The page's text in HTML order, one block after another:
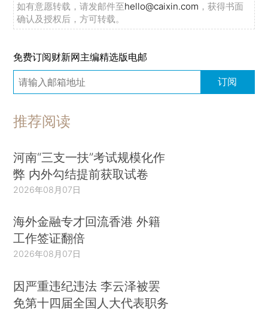
如有意愿转载，请发邮件至hello@caixin.com ，获得书面
确认及授权后，方可转载。
免费订阅财新网主编精选版电邮
订阅
推荐阅读
河南“三支一扶”考试规模化作
弊 内外勾结提前获取试卷
2026年08月07日
海外金融专才回流香港 外籍
工作签证翻倍
2026年08月07日
因严重违纪违法 李云泽被罢
免第十四届全国人大代表职务